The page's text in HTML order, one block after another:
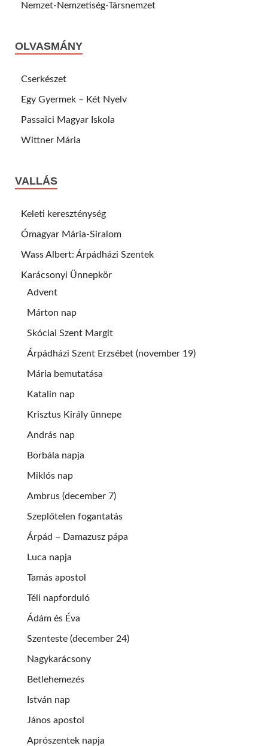
Nemzet-Nemzetiség-Társnemzet
OLVASMÁNY
Cserkészet
Egy Gyermek – Két Nyelv
Passaici Magyar Iskola
Wittner Mária
VALLÁS
Keleti kereszténység
Ómagyar Mária-Siralom
Wass Albert: Árpádházi Szentek
Karácsonyi Ünnepkör
Advent
Márton nap
Skóciai Szent Margit
Árpádházi Szent Erzsébet (november 19)
Mária bemutatása
Katalin nap
Krisztus Király ünnepe
András nap
Borbála napja
Miklós nap
Ambrus (december 7)
Szeplőtelen fogantatás
Árpád – Damazusz pápa
Luca napja
Tamás apostol
Téli napforduló
Ádám és Éva
Szenteste (december 24)
Nagykarácsony
Betlehemezés
István nap
János apostol
Aprószentek napja